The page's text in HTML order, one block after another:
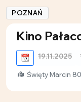
POZNAŃ
Kino
📆 19.11.2025
Święty Marcin